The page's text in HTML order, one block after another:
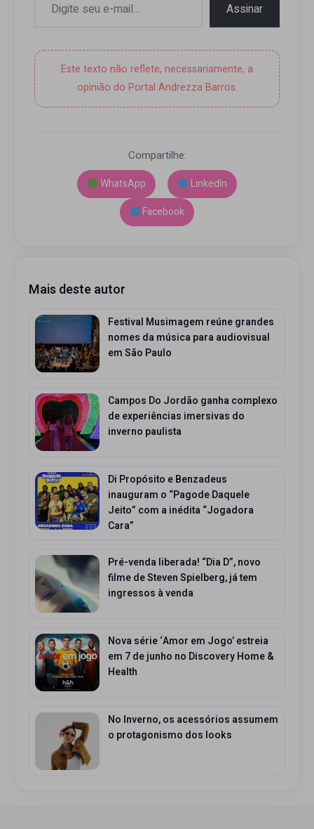
Assinar
Este texto não reflete, necessariamente, a
opinião do Portal Andrezza Barros.
Compartilhe:
WhatsApp
LinkedIn
Facebook
Mais deste autor
Festival Musimagem reúne grandes
nomes da música para audiovisual
em São Paulo
Campos Do Jordão ganha complexo
de experiências imersivas do
inverno paulista
Di Propósito e Benzadeus
inauguram o “Pagode Daquele
Jeito” com a inédita “Jogadora
Cara”
Pré-venda liberada! “Dia D”, novo
filme de Steven Spielberg, já tem
ingressos à venda
Nova série ‘Amor em Jogo’ estreia
em 7 de junho no Discovery Home &
Health
No Inverno, os acessórios assumem
o protagonismo dos looks